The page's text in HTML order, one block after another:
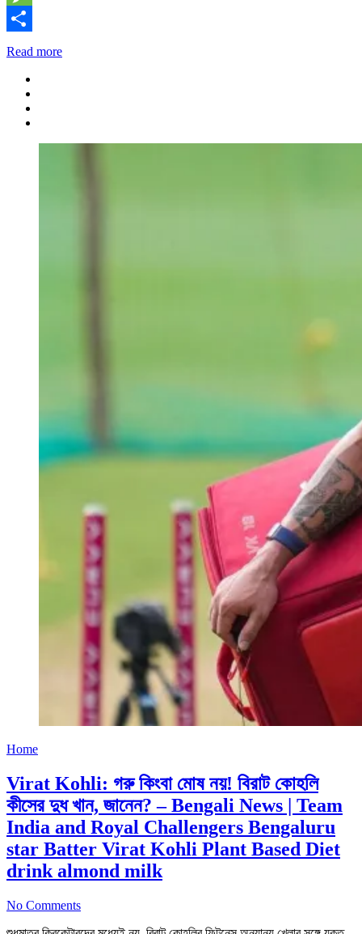
Message
Share
Read more
Home
Virat Kohli: গরু কিংবা মোষ নয়! বিরাট কোহলি
কীসের দুধ খান, জানেন? – Bengali News | Team
India and Royal Challengers Bengaluru
star Batter Virat Kohli Plant Based Diet
drink almond milk
No Comments